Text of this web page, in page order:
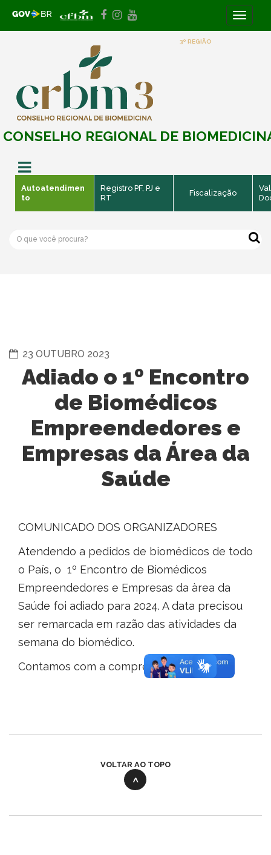
Toggle
3º REGIÃO
CONSELHO REGIONAL DE
Autoatendimen
to
Registro PF, PJ e
RT
Fiscalização
23 OUTUBRO 2023
Adiado o 1º Encontro
de Biomédicos
Empreendedores e
Empresas da Área da
Saúde
COMUNICADO DOS ORGANIZADORES
Atendendo a pedidos de biomédicos de todo
o País, o 1º Encontro de Biomédicos
Empreendedores e Empresas da àrea da
Saúde foi adiado para 2024. A data precisou
ser remarcada em razão das atividades da
semana do biomédico.
Contamos com a compreensão de todos.
VOLTAR AO TOPO